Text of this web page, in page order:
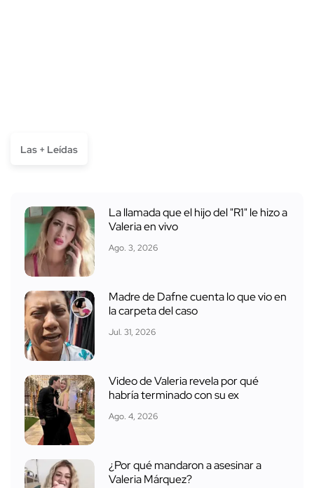
Las + Leídas
La llamada que el hijo del "R1" le hizo a
Valeria en vivo
Ago. 3, 2026
Madre de Dafne cuenta lo que vio en
la carpeta del caso
Jul. 31, 2026
Video de Valeria revela por qué
habría terminado con su ex
Ago. 4, 2026
¿Por qué mandaron a asesinar a
Valeria Márquez?